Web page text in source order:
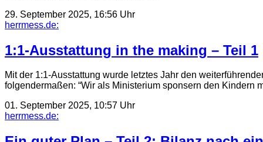
29. September 2025, 16:56 Uhr
herrmess.de:
1:1-Ausstattung in the making – Teil 1
Mit der 1:1-Ausstattung wurde letztes Jahr den
folgendermaßen: “Wir als Ministerium sponsern den Kindern
01. September 2025, 10:57 Uhr
herrmess.de: